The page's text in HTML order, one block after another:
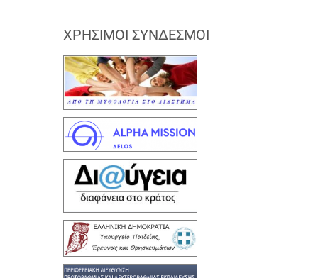
ΧΡΉΣΙΜΟΙ ΣΎΝΔΕΣΜΟΙ